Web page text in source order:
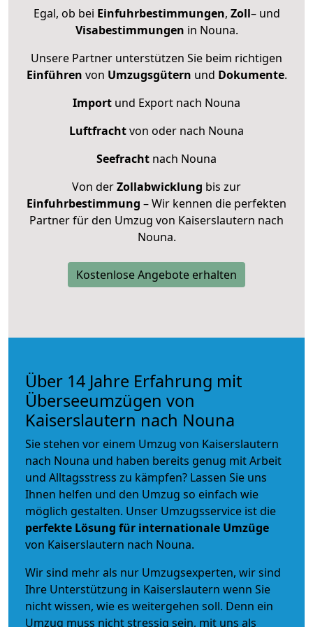
Egal, ob bei Einfuhrbestimmungen, Zoll– und
Visabestimmungen in Nouna.
Unsere Partner unterstützen Sie beim richtigen
Einführen von Umzugsgütern und Dokumente.
Import und Export nach Nouna
Luftfrachtvon oder nach Nouna
Seefracht nach Nouna
Von derZollabwicklung bis zur
Einfuhrbestimmung – Wir kennen die perfekten
Partner für den Umzug von Kaiserslautern nach
Nouna.
Kostenlose Angebote erhalten
Über 14 Jahre Erfahrung mit
Überseeumzügen von
Kaiserslautern nach Nouna
Sie stehen vor einem Umzug von Kaiserslautern
nach Nouna und haben bereits genug mit Arbeit
und Alltagsstress zu kämpfen? Lassen Sie uns
Ihnen helfen und den Umzug so einfach wie
möglich gestalten. Unser Umzugsservice ist die
perfekte Lösung für internationale Umzüge
von Kaiserslautern nach Nouna.
Wir sind mehr als nur Umzugsexperten, wir sind
Ihre Unterstützung in Kaiserslautern wenn Sie
nicht wissen, wie es weitergehen soll. Denn ein
Umzug muss nicht stressig sein, mit uns als